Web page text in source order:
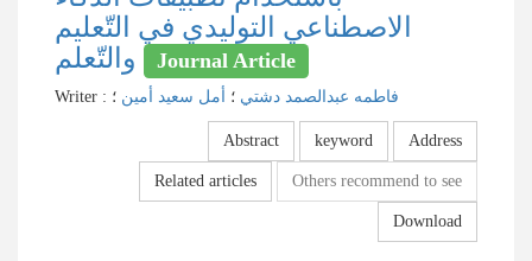
الاصطناعي التوليدي في التّعليم
Journal Article
Writer : فاطمه عبدالصمد دشتي ؛ أمل سعید أمین ؛
Abstract keyword Address
Related articles Others recommend to see
Download